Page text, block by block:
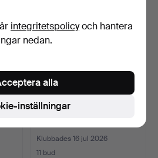
Klubbades 16 jul 2026
11 bud
integritetspolicyoch hantera
nedan.
inställningar
alla